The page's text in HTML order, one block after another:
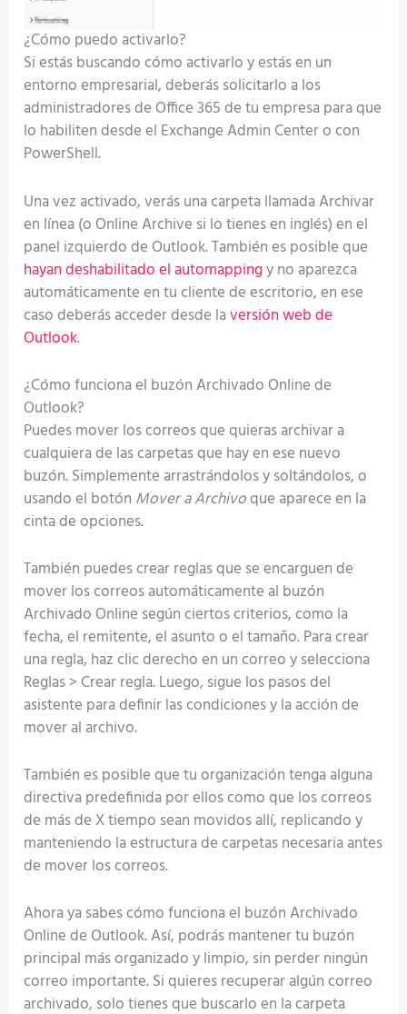
¿Cómo puedo activarlo?
Si estás buscando cómo activarlo y estás en un
entorno empresarial, deberás solicitarlo a los
administradores de Office 365 de tu empresa para que
lo habiliten desde el Exchange Admin Center o con
PowerShell.
Una vez activado, verás una carpeta llamada Archivar
en línea (o Online Archive si lo tienes en inglés) en el
panel izquierdo de Outlook. También es posible que
hayan deshabilitado el automappingy no aparezca
automáticamente en tu cliente de escritorio, en ese
caso deberás acceder desde laversión web de
Outlook.
¿Cómo funciona el buzón Archivado Online de
Outlook?
Puedes mover los correos que quieras archivar a
cualquiera de las carpetas que hay en ese nuevo
buzón. Simplemente arrastrándolos y soltándolos, o
usando el botón Mover a Archivoque aparece en la
cinta de opciones.
También puedes crear reglas que se encarguen de
mover los correos automáticamente al buzón
Archivado Online según ciertos criterios, como la
fecha, el remitente, el asunto o el tamaño. Para crear
una regla, haz clic derecho en un correo y selecciona
Reglas > Crear regla. Luego, sigue los pasos del
asistente para definir las condiciones y la acción de
mover al archivo.
También es posible que tu organización tenga alguna
directiva predefinida por ellos como que los correos
de más de X tiempo sean movidos allí, replicando y
manteniendo la estructura de carpetas necesaria antes
de mover los correos.
Ahora ya sabes cómo funciona el buzón Archivado
Online de Outlook. Así, podrás mantener tu buzón
principal más organizado y limpio, sin perder ningún
correo importante. Si quieres recuperar algún correo
archivado, solo tienes que buscarlo en la carpeta